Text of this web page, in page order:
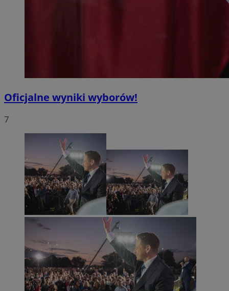
Oficjalne wyniki wyborów!
7